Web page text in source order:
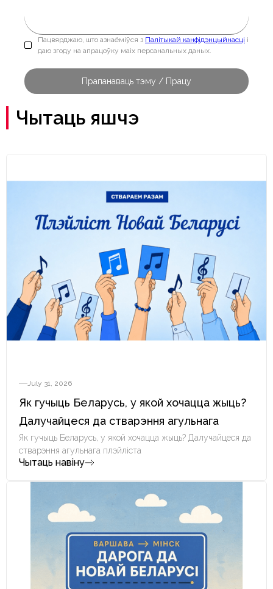
Пацвярджаю, што азнаёміўся з Палітыкай канфідэнцыйнасці і
даю згоду на апрацоўку маіх персанальных даных.
Чытаць яшчэ
July 31, 2026
Як гучыць Беларусь, у якой хочацца жыць?
Далучайцеся да стварэння агульнага
плэйліста
Як гучыць Беларусь, у якой хочацца жыць? Далучайцеся да
стварэння агульнага плэйліста
Чытаць навіну